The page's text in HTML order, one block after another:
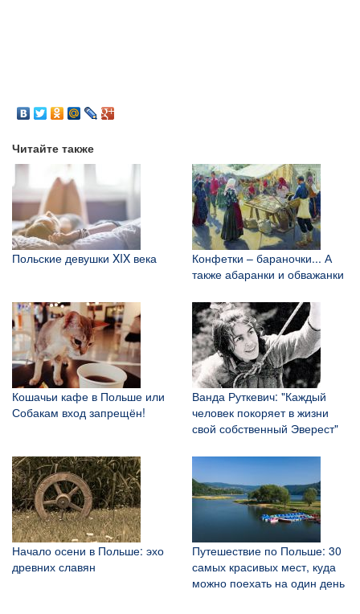
Читайте также
Польские девушки XIX века
Конфетки – бараночки... А
также абаранки и обважанки
Кошачьи кафе в Польше или
Собакам вход запрещён!
Ванда Руткевич: "Каждый
человек покоряет в жизни
свой собственный Эверест"
Начало осени в Польше: эхо
древних славян
Путешествие по Польше: 30
самых красивых мест, куда
можно поехать на один день